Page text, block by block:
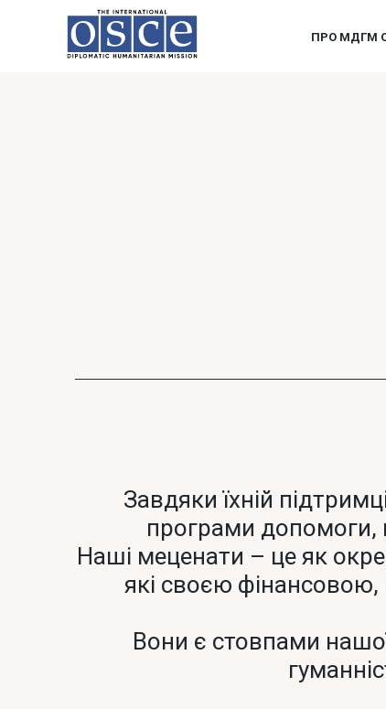
ПРО МДГМ
Завдяки їхній
програми допомоги,
Наші меценати – це як
які своєю фінансовою,
Вони є стовпами